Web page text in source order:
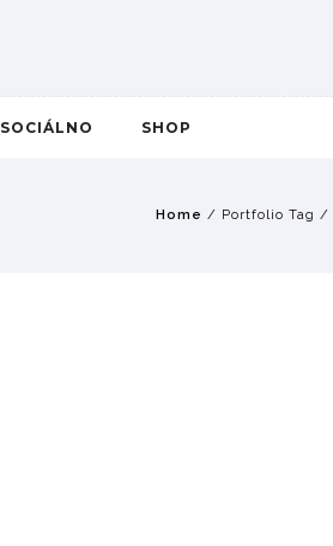
SOCIÁLNO SHOP
Home / Portfolio Tag /